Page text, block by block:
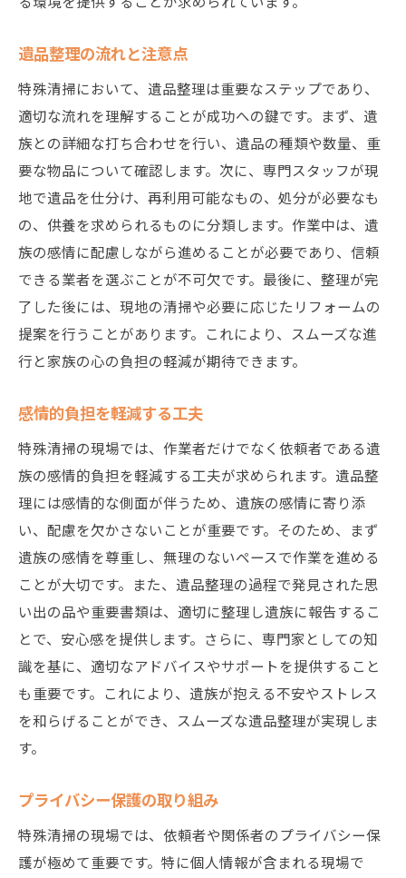
遺品整理の流れと注意点
特殊清掃において、遺品整理は重要なステップであり、
適切な流れを理解することが成功への鍵です。まず、遺
族との詳細な打ち合わせを行い、遺品の種類や数量、重
要な物品について確認します。次に、専門スタッフが現
地で遺品を仕分け、再利用可能なもの、処分が必要なも
の、供養を求められるものに分類します。作業中は、遺
族の感情に配慮しながら進めることが必要であり、信頼
できる業者を選ぶことが不可欠です。最後に、整理が完
了した後には、現地の清掃や必要に応じたリフォームの
提案を行うことがあります。これにより、スムーズな進
行と家族の心の負担の軽減が期待できます。
感情的負担を軽減する工夫
特殊清掃の現場では、作業者だけでなく依頼者である遺
族の感情的負担を軽減する工夫が求められます。遺品整
理には感情的な側面が伴うため、遺族の感情に寄り添
い、配慮を欠かさないことが重要です。そのため、まず
遺族の感情を尊重し、無理のないペースで作業を進める
ことが大切です。また、遺品整理の過程で発見された思
い出の品や重要書類は、適切に整理し遺族に報告するこ
とで、安心感を提供します。さらに、専門家としての知
識を基に、適切なアドバイスやサポートを提供すること
も重要です。これにより、遺族が抱える不安やストレス
を和らげることができ、スムーズな遺品整理が実現しま
す。
プライバシー保護の取り組み
特殊清掃の現場では、依頼者や関係者のプライバシー保
護が極めて重要です。特に個人情報が含まれる現場で